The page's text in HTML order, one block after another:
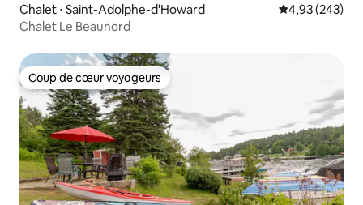
Chalet ⋅ Saint-Adolphe-d'Howard Évaluation
4,93 (243)
Chalet Le Beaunord
Coup de cœur voyageurs
Coup de cœur voyageurs